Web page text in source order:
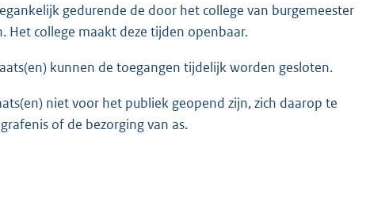
gedurende de door het college van burgemeester
Het college maakt deze tijden openbaar.
kunnen de toegangen tijdelijk worden gesloten.
niet voor het publiek geopend zijn, zich daarop te
of de bezorging van as.